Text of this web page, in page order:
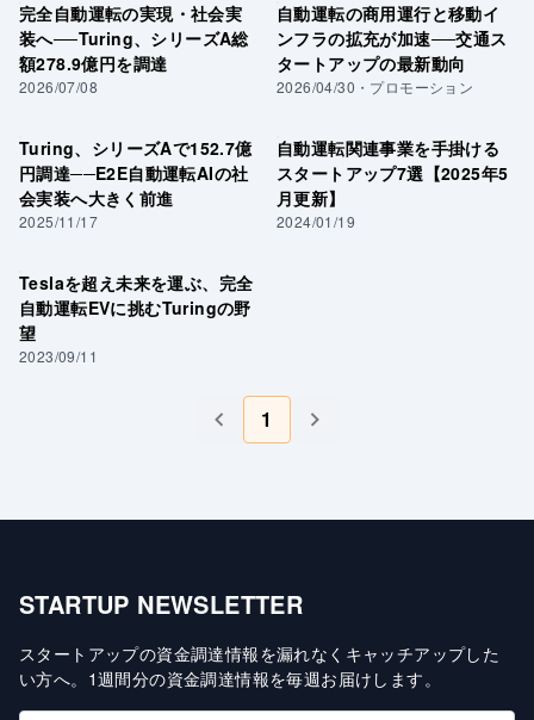
完全自動運転の実現・社会実
装へ──Turing、シリーズA総
額278.9億円を調達
2026/07/08
自動運転の商用運行と移動イ
ンフラの拡充が加速──交通ス
タートアップの最新動向
2026/04/30 ・ プロモーション
Turing、シリーズAで152.7億
円調達──E2E自動運転AIの社
会実装へ大きく前進
2025/11/17
自動運転関連事業を手掛ける
スタートアップ7選【2025年5
月更新】
2024/01/19
Teslaを超え未来を運ぶ、完全
自動運転EVに挑むTuringの野
望
2023/09/11
1
STARTUP NEWSLETTER
スタートアップの資金調達情報を漏れなくキャッチアップした
い方へ。 1週間分の資金調達情報を毎週お届けします。